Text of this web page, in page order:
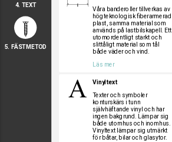
a
a
4. TEXT
5. FÄSTMETOD
Våra banderoller tillverkas av
högteknologisk fiberarmerad
plast, samma material som
används på lastbilskapell. Ett
utomordentligt starkt och
slittåligt material som tål
både väder och vind.
Läs mer
Vinyltext
Texter och symboler
konturskärs i tunn
självhäftande vinyl och har
ingen bakgrund. Lämpar sig
både utomhus och inomhus.
Vinyltext lämpar sig utmärkt
för båtar, bilar och glasytor.